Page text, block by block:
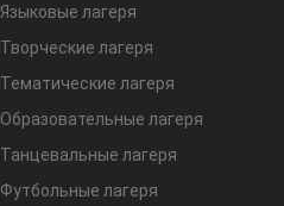
Языковые лагеря
Творческие лагеря
Тематические лагеря
Образовательные лагеря
Танцевальные лагеря
Футбольные лагеря